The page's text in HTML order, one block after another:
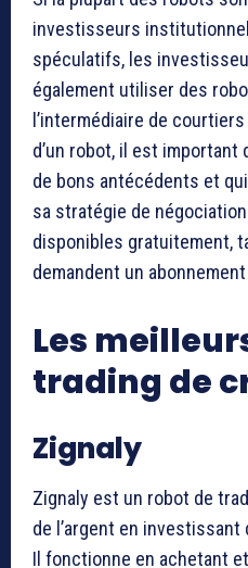
investisseurs
spéculatifs, les
également utiliser des
l’intermédiaire de
d’un robot, il est important
de bons antécédents et
sa stratégie de
disponibles gratuitement,
demandent un
Les
trading de
Zignaly
Zignaly est un robot de
de l’argent en
Il fonctionne en achetant